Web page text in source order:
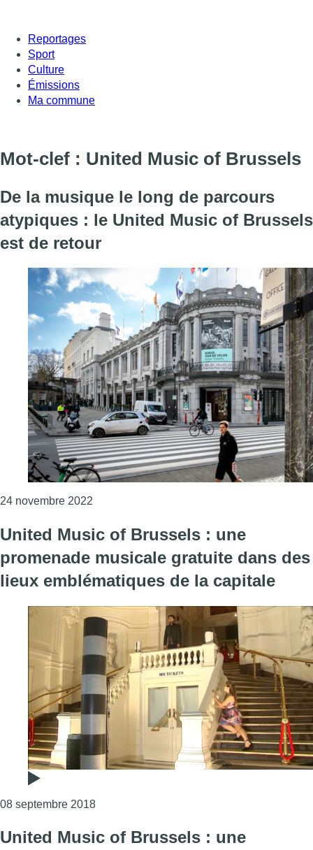
Reportages
Sport
Culture
Émissions
Ma commune
Mot-clef : United Music of Brussels
De la musique le long de parcours
atypiques : le United Music of Brussels
est de retour
24 novembre 2022
United Music of Brussels : une
promenade musicale gratuite dans des
lieux emblématiques de la capitale
08 septembre 2018Consulter l'article "United Music of
United Music of Brussels : une